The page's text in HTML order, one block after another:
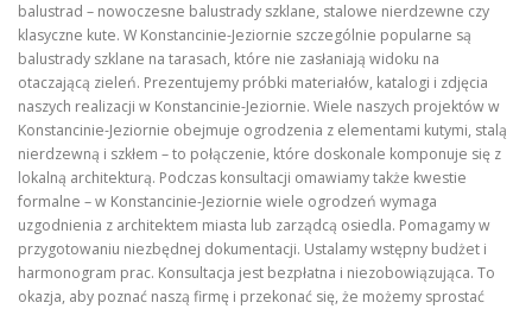
balustrad – nowoczesne balustrady szklane, stalowe nierdzewne czy
klasyczne kute. W Konstancinie-Jeziornie szczególnie popularne są
balustrady szklane na tarasach, które nie zasłaniają widoku na
otaczającą zieleń. Prezentujemy próbki materiałów, katalogi i zdjęcia
naszych realizacji w Konstancinie-Jeziornie. Wiele naszych projektów w
Konstancinie-Jeziornie obejmuje ogrodzenia z elementami kutymi, stalą
nierdzewną i szkłem – to połączenie, które doskonale komponuje się z
lokalną architekturą. Podczas konsultacji omawiamy także kwestie
formalne – w Konstancinie-Jeziornie wiele ogrodzeń wymaga
uzgodnienia z architektem miasta lub zarządcą osiedla. Pomagamy w
przygotowaniu niezbędnej dokumentacji. Ustalamy wstępny budżet i
harmonogram prac. Konsultacja jest bezpłatna i niezobowiązująca. To
okazja, aby poznać naszą firmę i przekonać się, że możemy sprostać